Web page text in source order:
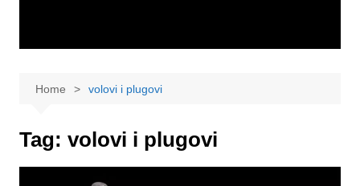
Home volovi i plugovi
Tag: volovi i plugovi